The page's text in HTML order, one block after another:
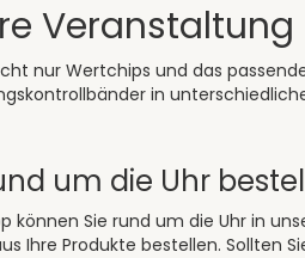
Veranstaltung
nur Wertchips und das
in
um die Uhr
können Sie rund um die Uhr in
Ihre Produkte bestellen. Sollten